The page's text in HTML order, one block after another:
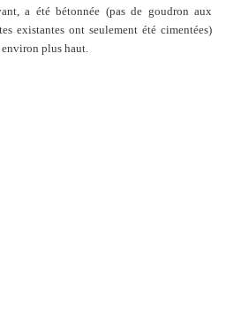
a été bétonnée (pas de goudron aux
existantes ont seulement été cimentées)
plus haut.